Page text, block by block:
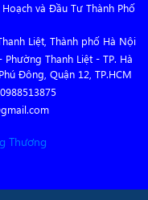
và Đầu Tư Thành Phố
Liệt, Thành phố Hà Nội
Thanh Liệt - TP. Hà
Đông, Quận 12, TP.HCM
0988513875